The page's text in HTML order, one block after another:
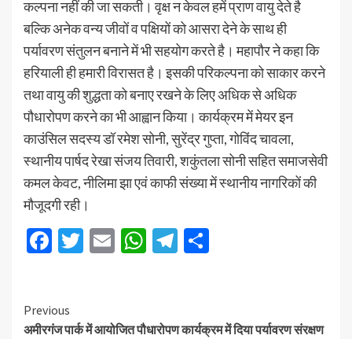
कल्पना नहीं की जा सकती। वृक्ष न केवल हमें प्राण वायु देते है
बल्कि अनेक वन्य जीवों व पक्षियों को आसरा देने के साथ ही
पर्यावरण संतुलन बनाने में भी सहयोग करते है। महापौर ने कहा कि
हरियाली ही हमारी विरासत है। इसकी परिकल्पना को साकार करने
तथा वायु की शुद्धता को बनाए रखने के लिए अधिक से अधिक
पौधारोपण करने का भी आह्वान किया। कार्यक्रम में मेयर इन
काउंसिल सदस्य डॉ रमेश सोनी, सुरेंद्र गुप्ता, गोविंद चावला,
स्थानीय पार्षद रेखा संजय तिवारी, शकुंतला सोनी सहित समाजसेवी
कमल केवट, नीलिमा झा एवं काफी संख्या में स्थानीय नागरिकों की
मौजूदगी रही।
Facebook
Twitter
EmailWhatsApp
Telegram
Previous
अमीरगंज पार्क में आयोजित पौधारोपण कार्यक्रम में दिया पर्यावरण संरक्षण